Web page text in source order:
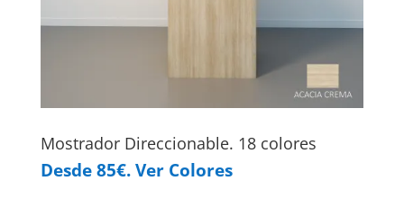
Mostrador Direccionable. 18 colores
Desde 85€. Ver Colores